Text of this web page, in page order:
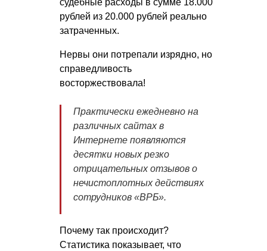
судебные расходы в сумме 18.000
рублей из 20.000 рублей реально
затраченных.
Нервы они потрепали изрядно, но
справедливость
восторжествовала!
Практически ежедневно на
различных сайтах в
Интернете появляются
десятки новых резко
отрицательных отзывов о
нечистоплотных действиях
сотрудников «ВРБ».
Почему так происходит?
Статистика показывает, что